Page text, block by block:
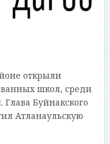
открыли
школ, среди
Буйнакского
Атланаульскую